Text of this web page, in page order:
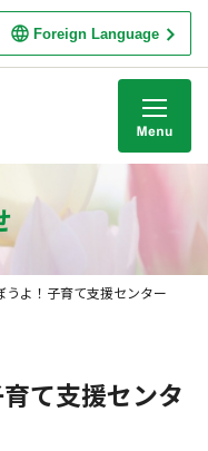
Foreign Language
うよ！子育て支援センター
て支援センタ